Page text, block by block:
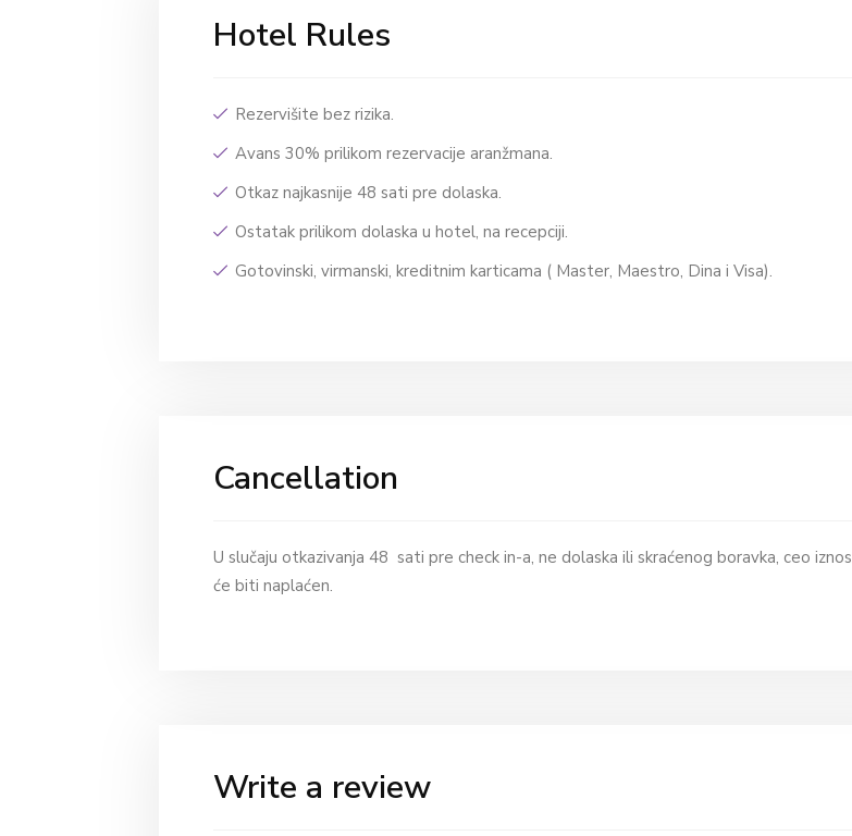
Hotel Rules
Rezervišite bez rizika.
Avans 30% prilikom rezervacije aranžmana.
Otkaz najkasnije 48 sati pre dolaska.
Ostatak prilikom dolaska u hotel, na recepciji.
Gotovinski, virmanski, kreditnim karticama ( Master, Maestro, Dina i Visa).
Cancellation
U slučaju otkazivanja 48 sati pre check in-a, ne dolaska ili skraćenog boravka, ceo iznos
će biti naplaćen.
Write a review